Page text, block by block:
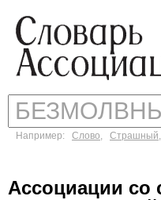
Например: Слово, Страшный
Ассоциации со